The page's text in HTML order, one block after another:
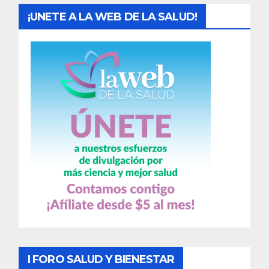
¡UNETE A LA WEB DE LA SALUD!
I FORO SALUD Y BIENESTAR